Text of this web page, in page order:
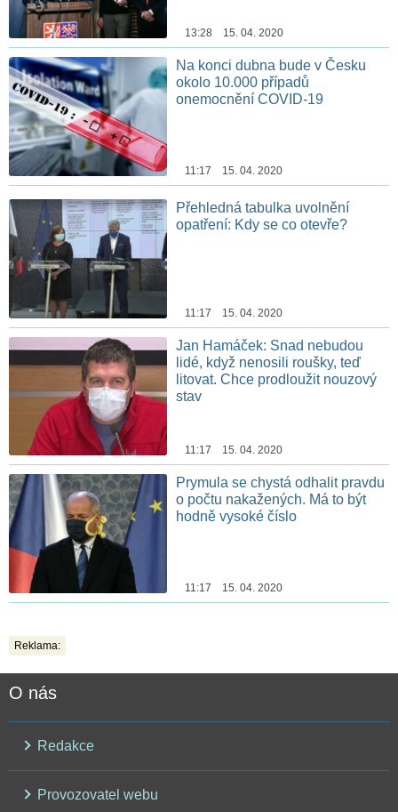
13:28 15. 04. 2020
Na konci dubna bude v Česku
okolo 10.000 případů
onemocnění COVID-19
11:17 15. 04. 2020
Přehledná tabulka uvolnění
opatření: Kdy se co otevře?
11:17 15. 04. 2020
Jan Hamáček: Snad nebudou
lidé, když nenosili roušky, teď
litovat. Chce prodloužit nouzový
stav
11:17 15. 04. 2020
Prymula se chystá odhalit pravdu
o počtu nakažených. Má to být
hodně vysoké číslo
11:17 15. 04. 2020
Reklama:
O nás
Redakce
Provozovatel webu